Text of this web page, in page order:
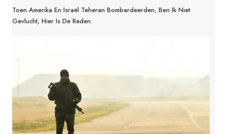
Toen Amerika En Israël Teheran Bombardeerden, Ben Ik Niet
Gevlucht, Hier Is De Reden.